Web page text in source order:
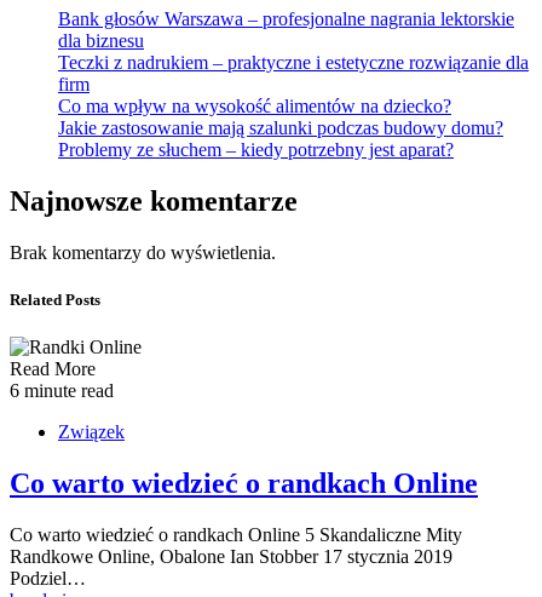
Bank głosów Warszawa – profesjonalne nagrania lektorskie
dla biznesu
Teczki z nadrukiem – praktyczne i estetyczne rozwiązanie dla
firm
Co ma wpływ na wysokość alimentów na dziecko?
Jakie zastosowanie mają szalunki podczas budowy domu?
Problemy ze słuchem – kiedy potrzebny jest aparat?
Najnowsze komentarze
Brak komentarzy do wyświetlenia.
Related Posts
Read More
6 minute read
Związek
Co warto wiedzieć o randkach Online
Co warto wiedzieć o randkach Online 5 Skandaliczne Mity
Randkowe Online, Obalone Ian Stobber 17 stycznia 2019
Podziel…